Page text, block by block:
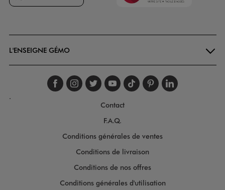
L'ENSEIGNE GÉMO
Suivez-nous sur
Suivez-nous sur
Suivez-nous sur
Suivez-nous
Suivez-nous
Suivez-
.
Contact
F.A.Q.
Conditions générales de ventes
Conditions de livraison
Conditions de nos offres
Conditions générales d'utilisation